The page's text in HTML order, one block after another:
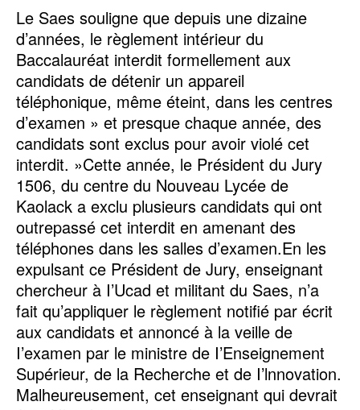
Le Saes souligne que depuis une dizaine
d’années, le règlement intérieur du
Baccalauréat interdit formellement aux
candidats de détenir un appareil
téléphonique, même éteint, dans les centres
d’examen » et presque chaque année, des
candidats sont exclus pour avoir violé cet
interdit. »Cette année, le Président du Jury
1506, du centre du Nouveau Lycée de
Kaolack a exclu plusieurs candidats qui ont
outrepassé cet interdit en amenant des
téléphones dans les salles d’examen.En les
expulsant ce Président de Jury, enseignant
chercheur à I’Ucad et militant du Saes, n’a
fait qu’appliquer le règlement notifié par écrit
aux candidats et annoncé à la veille de
I’examen par le ministre de I’Enseignement
Supérieur, de la Recherche et de I’lnnovation.
Malheureusement, cet enseignant qui devrait